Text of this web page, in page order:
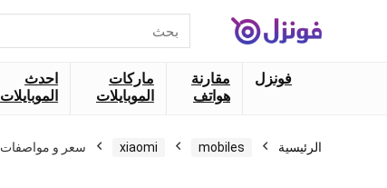
عن:
فونزل
مقارنة
هواتف
ماركات
الموبايلات
احدث
الموبايلات
الرئيسية mobiles
xiaomi سعر و مواصفات Xiaomi Redmi Note 5A